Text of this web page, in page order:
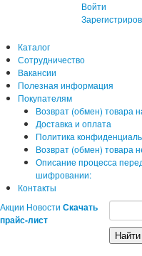
Войти
Каталог
Сотрудничество
Вакансии
Полезная информация
Покупателям
Возврат (обмен) товара
Доставка и оплата
Политика
Возврат (обмен) товара
Описание процесса
шифровании:
Контакты
Акции Новости Скачать
прайс-лист